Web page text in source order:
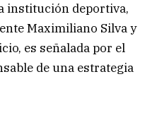
institución deportiva,
Maximiliano Silva y
es señalada por el
de una estrategia